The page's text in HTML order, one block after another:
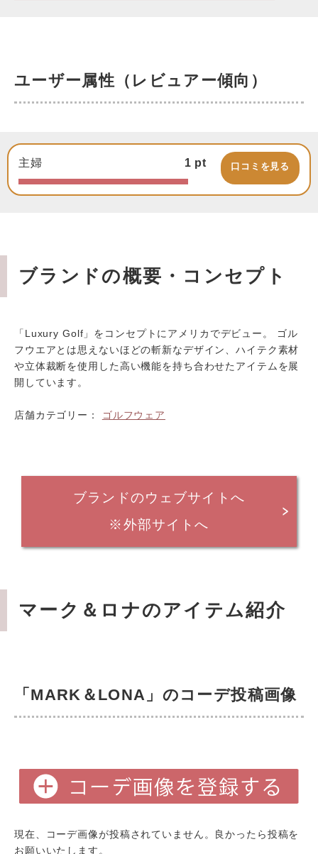
ユーザー属性（レビュアー傾向）
主婦 1 pt 口コミを見る
ブランドの概要・コンセプト
「Luxury Golf」をコンセプトにアメリカでデビュー。 ゴル
フウエアとは思えないほどの斬新なデザイン、ハイテク素材
や立体裁断を使用した高い機能を持ち合わせたアイテムを展
開しています。
店舗カテゴリー： ゴルフウェア
ブランドのウェブサイトへ
※外部サイトへ
マーク＆ロナのアイテム紹介
「MARK＆LONA」のコーデ投稿画像
現在、コーデ画像が投稿されていません。良かったら投稿を
お願いいたします。